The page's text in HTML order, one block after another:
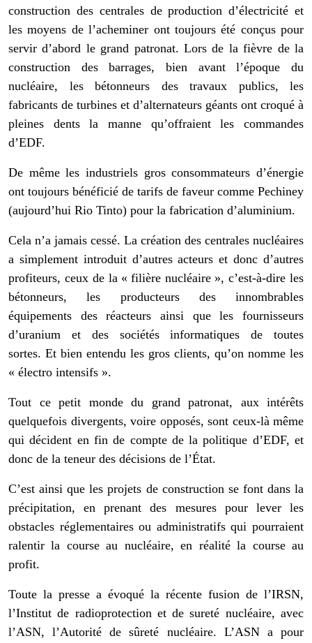
construction des centrales de production d’électricité et
les moyens de l’acheminer ont toujours été conçus pour
servir d’abord le grand patronat. Lors de la fièvre de la
construction des barrages, bien avant l’époque du
nucléaire, les bétonneurs des travaux publics, les
fabricants de turbines et d’alternateurs géants ont croqué à
pleines dents la manne qu’offraient les commandes
d’EDF.
De même les industriels gros consommateurs d’énergie
ont toujours bénéficié de tarifs de faveur comme Pechiney
(aujourd’hui Rio Tinto) pour la fabrication d’aluminium.
Cela n’a jamais cessé. La création des centrales nucléaires
a simplement introduit d’autres acteurs et donc d’autres
profiteurs, ceux de la « filière nucléaire », c’est-à-dire les
bétonneurs, les producteurs des innombrables
équipements des réacteurs ainsi que les fournisseurs
d’uranium et des sociétés informatiques de toutes
sortes. Et bien entendu les gros clients, qu’on nomme les
« électro intensifs ».
Tout ce petit monde du grand patronat, aux intérêts
quelquefois divergents, voire opposés, sont ceux-là même
qui décident en fin de compte de la politique d’EDF, et
donc de la teneur des décisions de l’État.
C’est ainsi que les projets de construction se font dans la
précipitation, en prenant des mesures pour lever les
obstacles réglementaires ou administratifs qui pourraient
ralentir la course au nucléaire, en réalité la course au
profit.
Toute la presse a évoqué la récente fusion de l’IRSN,
l’Institut de radioprotection et de sureté nucléaire, avec
l’ASN, l’Autorité de sûreté nucléaire. L’ASN a pour